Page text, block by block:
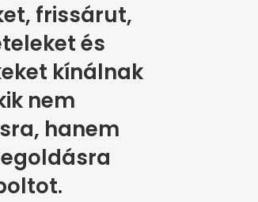
frissárut,
és
kínálnak
nem
hanem